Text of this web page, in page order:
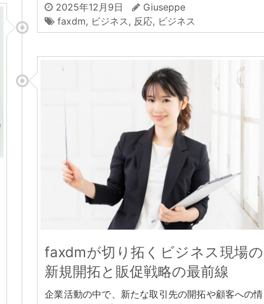
2025年12月9日
Giuseppe
faxdm, ビジネス , 反応, ビジネス
faxdmが切り拓くビジネス現場の
新規開拓と販促戦略の最前線
企業活動の中で、新たな取引先の開拓や顧客への情